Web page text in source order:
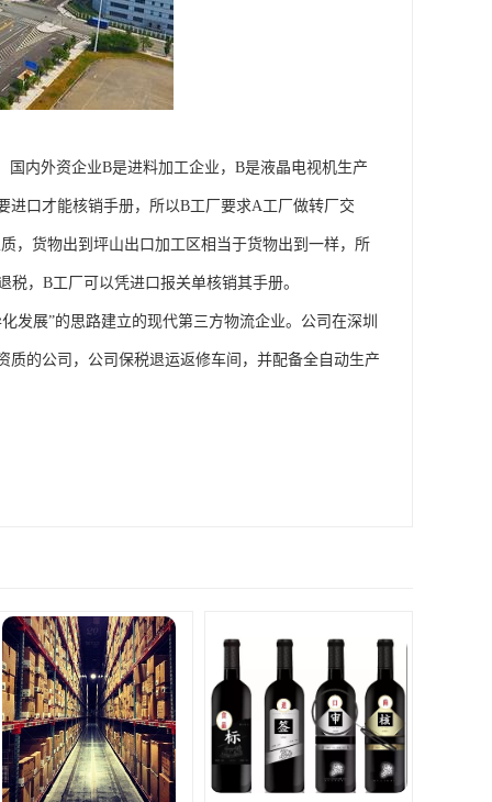
内外资企业B是进料加工企业，B是液晶电视机生产
口才能核销手册，所以B工厂要求A工厂做转厂交
，货物出到坪山出口加工区相当于货物出到一样，所
，B工厂可以凭进口报关单核销其手册。
发展”的思路建立的现代第三方物流企业。公司在深圳
的公司，公司保税退运返修车间，并配备全自动生产